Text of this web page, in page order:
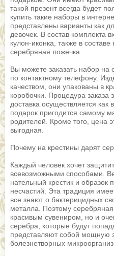
такой презент всегда будет
купить такие наборы в
представлены варианты как
девочек. В состав комплекта
кулон-иконка, также в
серебряная ложечка.
Вы можете заказать набор на
по контактному телефону.
качеством, они упакованы в
коробочки. Процедура заказа
доставка осуществляется
подарок пригодится самому
родителей. Кроме того, цена
выгодная.
Почему на крестины дарят
Каждый человек хочет
всевозможными способами.
нательный крестик и
несчастий. Эта традиция
все знают о бактерицидных
металла. Поэтому
красивым сувениром, но и
серебра, которые будут
представляют собой мощную
болезнетворных